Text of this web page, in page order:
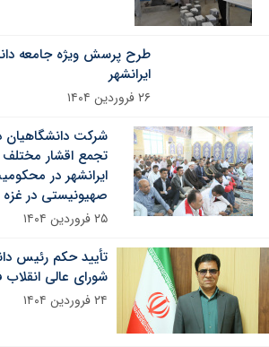
طرح پرسش ویژه جامعه
ایرانشهر
۲۶ فروردین ۱۴۰۴
شرکت دانشگاهیان
تجمع اقشار
ایرانشهر در
صهیونیستی در غزه
۲۵ فروردین ۱۴۰۴
تأیید حکم رئیس
شورای عالی
۲۴ فروردین ۱۴۰۴